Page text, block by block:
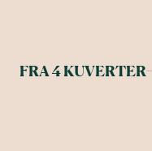
FRA 4 KUVERTER